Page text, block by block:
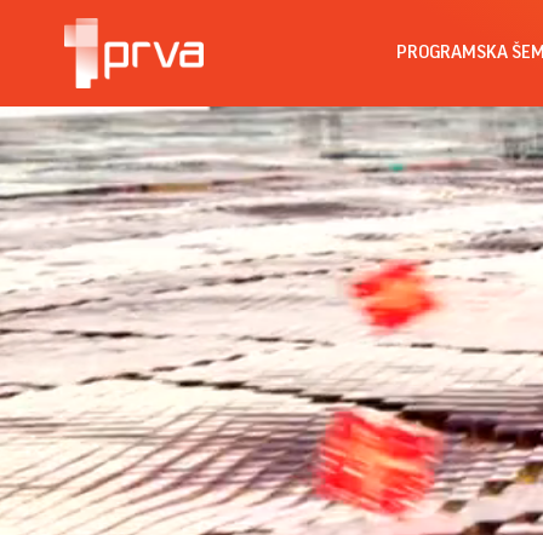
PROGRAMSKA